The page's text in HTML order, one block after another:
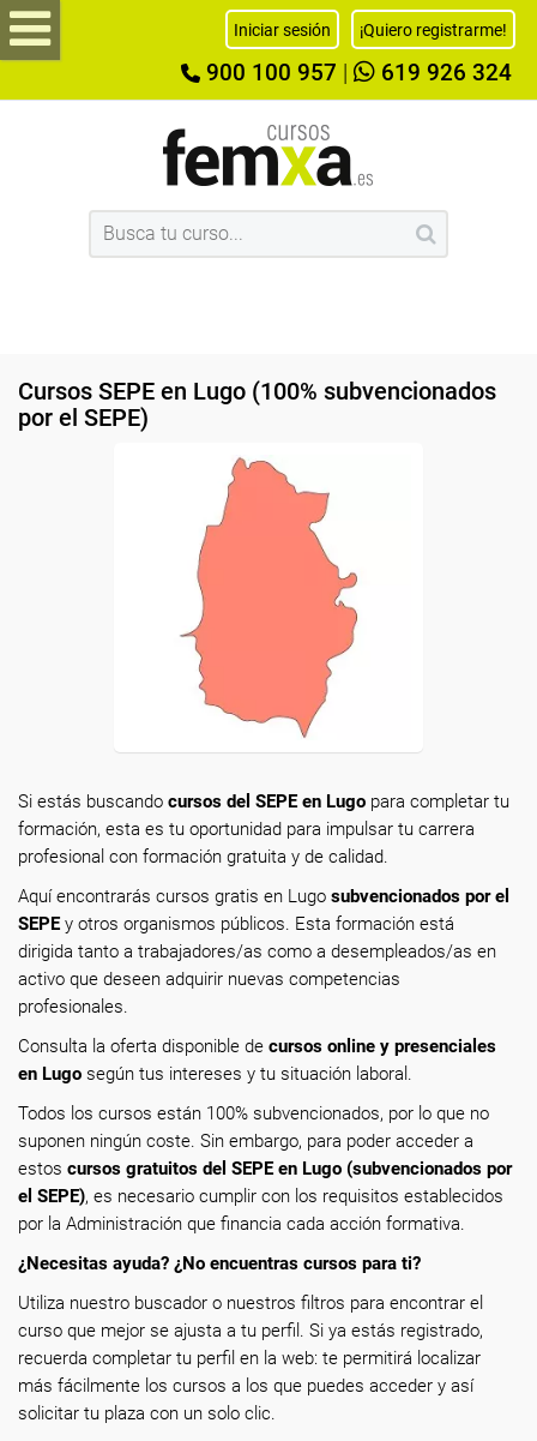
Iniciar sesión ¡Quiero registrarme!
900 100 957 619 926 324
Cursos SEPE en Lugo (100% subvencionados
por el SEPE)
Si estás buscando cursos del SEPE en Lugo para completar tu
formación, esta es tu oportunidad para impulsar tu carrera
profesional con formación gratuita y de calidad.
Aquí encontrarás cursos gratis en Lugo subvencionados por el
SEPEy otros organismos públicos. Esta formación está
dirigida tanto a trabajadores/as como a desempleados/as en
activo que deseen adquirir nuevas competencias
profesionales.
Consulta la oferta disponible de cursos online y presenciales
en Lugo según tus intereses y tu situación laboral.
Todos los cursos están 100% subvencionados, por lo que no
suponen ningún coste. Sin embargo, para poder acceder a
estos cursos gratuitos del SEPE en Lugo (subvencionados por
el SEPE), es necesario cumplir con los requisitos establecidos
por la Administración que financia cada acción formativa.
¿Necesitas ayuda? ¿No encuentras cursos para ti?
Utiliza nuestro buscador o nuestros filtros para encontrar el
curso que mejor se ajusta a tu perfil. Si ya estás registrado,
recuerda completar tu perfil en la web: te permitirá localizar
más fácilmente los cursos a los que puedes acceder y así
solicitar tu plaza con un solo clic.